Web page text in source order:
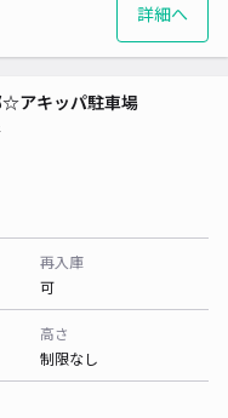
詳細へ
☆アキッパ駐車場
再入庫
可
高さ
制限なし